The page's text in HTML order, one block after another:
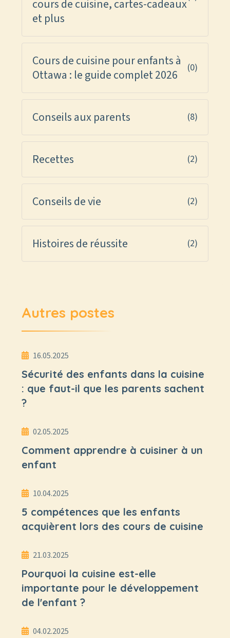
cours de cuisine, cartes-cadeaux
et plus
Cours de cuisine pour enfants à
Ottawa : le guide complet 2026
(0)
Conseils aux parents (8)
Recettes (2)
Conseils de vie (2)
Histoires de réussite (2)
Autres postes
16.05.2025
Sécurité des enfants dans la cuisine
: que faut-il que les parents sachent
?
02.05.2025
Comment apprendre à cuisiner à un
enfant
10.04.2025
5 compétences que les enfants
acquièrent lors des cours de cuisine
21.03.2025
Pourquoi la cuisine est-elle
importante pour le développement
de l'enfant ?
04.02.2025